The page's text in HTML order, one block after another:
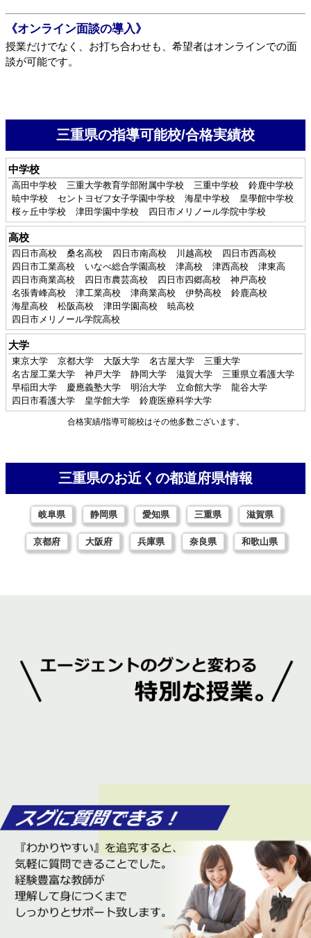
《オンライン面談の導入》
授業だけでなく、お打ち合わせも、希望者はオンラインでの面
談が可能です。
三重県の指導可能校/合格実績校
中学校
高田中学校 三重大学教育学部附属中学校 三重中学校
鈴鹿中学校
暁中学校
セントヨゼフ女子学園中学校 海星中学校
皇學館中学校
桜ヶ丘中学校
津田学園中学校 四日市メリノール学院中学校
高校
四日市高校 桑名高校 四日市南高校 川越高校
四日市西高校
四日市工業高校
いなべ総合学園高校 津高校 津西高校
津東高
四日市商業高校
四日市農芸高校 四日市四郷高校
神戸高校
名張青峰高校
津工業高校 津商業高校 伊勢高校
鈴鹿高校
海星高校
松阪高校 津田学園高校
暁高校
四日市メリノール学院高校
大学
東京大学 京都大学 大阪大学 名古屋大学
三重大学
名古屋工業大学
神戸大学 静岡大学 滋賀大学
三重県立看護大学
早稲田大学
慶應義塾大学 明治大学 立命館大学
龍谷大学
四日市看護大学
皇学館大学 鈴鹿医療科学大学
合格実績/指導可能校はその他多数ございます。
三重県のお近くの都道府県情報
岐阜県 静岡県 愛知県 三重県 滋賀県
京都府 大阪府 兵庫県 奈良県 和歌山県